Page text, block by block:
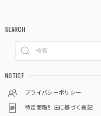
SEARCH
NOTICE
プライバシーポリシー
特定商取引法に基づく表記